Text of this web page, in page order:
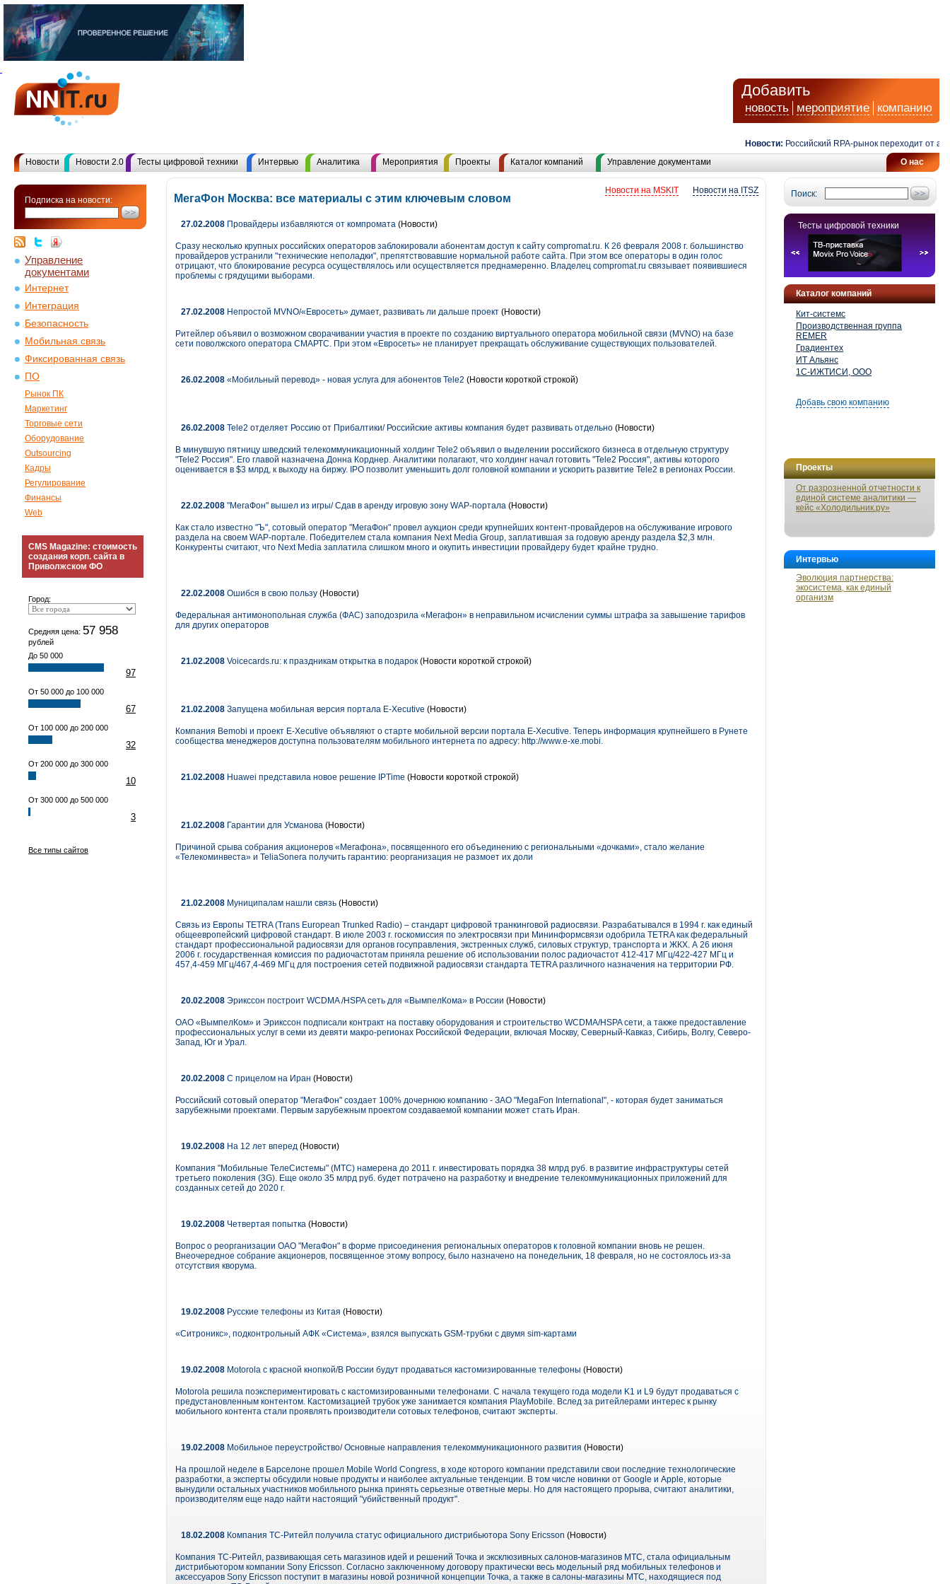
Добавить
новость мероприятие компанию
Новости: Российский RPA-рынок переходит от
О нас
Новости Новости 2.0 Тесты цифровой техники Интервью Аналитика Мероприятия Проекты Каталог компаний Управление документами
Подписка на новости:
Управление
документами
Интернет
Интеграция
Безопасность
Мобильная связь
Фиксированная связь
ПО
Рынок ПК
Маркетинг
Торговые сети
Оборудование
Outsourcing
Кадры
Регулирование
Финансы
Web
CMS Magazine: стоимость
создания корп. сайта в
Приволжском ФО
Город:
Средняя цена: 57 958
рублей
До 50 000
97
От 50 000 до 100 000
67
От 100 000 до 200 000
32
От 200 000 до 300 000
10
От 300 000 до 500 000
3
Все типы сайтов
Поиск:
Тесты цифровой техники
Каталог компаний
Кит-системс
Производственная группа
REMER
Градиентех
ИТ Альянс
1С-ИЖТИСИ, ООО
Добавь свою компанию
Проекты
От разрозненной отчетности к
единой системе аналитики —
кейс «Холодильник.ру»
Интервью
Эволюция партнерства:
экосистема, как единый
организм
Новости на ITSZ
Новости на MSKIT
МегаФон Москва: все материалы с этим ключевым словом
27.02.2008 Провайдеры избавляются от компромата (Новости)
Сразу несколько крупных российских операторов заблокировали абонентам доступ к сайту compromat.ru. К 26 февраля 2008 г. большинство
провайдеров устранили "технические неполадки", препятствовавшие нормальной работе сайта. При этом все операторы в один голос
отрицают, что блокирование ресурса осуществлялось или осуществляется преднамеренно. Владелец compromat.ru связывает появившиеся
проблемы с грядущими выборами.
27.02.2008 Непростой MVNO/«Евросеть» думает, развивать ли дальше проект (Новости)
Ритейлер объявил о возможном сворачивании участия в проекте по созданию виртуального оператора мобильной связи (MVNO) на базе
сети поволжского оператора СМАРТС. При этом «Евросеть» не планирует прекращать обслуживание существующих пользователей.
26.02.2008 «Мобильный перевод» - новая услуга для абонентов Tele2 (Новости короткой строкой)
26.02.2008 Tele2 отделяет Россию от Прибалтики/ Российские активы компания будет развивать отдельно (Новости)
В минувшую пятницу шведский телекоммуникационный холдинг Tele2 объявил о выделении российского бизнеса в отдельную структуру
"Tele2 Россия". Его главой назначена Донна Корднер. Аналитики полагают, что холдинг начал готовить "Tele2 Россия", активы которого
оценивается в $3 млрд, к выходу на биржу. IPO позволит уменьшить долг головной компании и ускорить развитие Tele2 в регионах России.
22.02.2008 "МегаФон" вышел из игры/ Сдав в аренду игровую зону WAP-портала (Новости)
Как стало известно "Ъ", сотовый оператор "МегаФон" провел аукцион среди крупнейших контент-провайдеров на обслуживание игрового
раздела на своем WAP-портале. Победителем стала компания Next Media Group, заплатившая за годовую аренду раздела $2,3 млн.
Конкуренты считают, что Next Media заплатила слишком много и окупить инвестиции провайдеру будет крайне трудно.
22.02.2008 Ошибся в свою пользу (Новости)
Федеральная антимонопольная служба (ФАС) заподозрила «Мегафон» в неправильном исчислении суммы штрафа за завышение тарифов
для других операторов
21.02.2008 Voicecards.ru: к праздникам открытка в подарок (Новости короткой строкой)
21.02.2008 Запущена мобильная версия портала E-Xecutive (Новости)
Компания Bemobi и проект E-Xecutive объявляют о старте мобильной версии портала E-Xecutive. Теперь информация крупнейшего в Рунете
сообщества менеджеров доступна пользователям мобильного интернета по адресу: http://www.e-xe.mobi.
21.02.2008 Huawei представила новое решение IPTime (Новости короткой строкой)
21.02.2008 Гарантии для Усманова (Новости)
Причиной срыва собрания акционеров «Мегафона», посвященного его объединению с региональными «дочками», стало желание
«Телекоминвеста» и TeliaSonera получить гарантию: реорганизация не размоет их доли
21.02.2008 Муниципалам нашли связь (Новости)
Связь из Европы TETRA (Trans European Trunked Radio) – стандарт цифровой транкинговой радиосвязи. Разрабатывался в 1994 г. как единый
общеевропейский цифровой стандарт. В июле 2003 г. госкомиссия по электросвязи при Мининформсвязи одобрила TETRA как федеральный
стандарт профессиональной радиосвязи для органов госуправления, экстренных служб, силовых структур, транспорта и ЖКХ. А 26 июня
2006 г. государственная комиссия по радиочастотам приняла решение об использовании полос радиочастот 412-417 МГц/422-427 МГц и
457,4-459 МГц/467,4-469 МГц для построения сетей подвижной радиосвязи стандарта TETRA различного назначения на территории РФ.
20.02.2008 Эрикссон построит WCDMA /HSPA сеть для «ВымпелКома» в России (Новости)
ОАО «ВымпелКом» и Эрикссон подписали контракт на поставку оборудования и строительство WCDMA/HSPA сети, а также предоставление
профессиональных услуг в семи из девяти макро-регионах Российской Федерации, включая Москву, Северный-Кавказ, Сибирь, Волгу, Северо-
Запад, Юг и Урал.
20.02.2008 С прицелом на Иран (Новости)
Российский сотовый оператор "МегаФон" создает 100% дочернюю компанию - ЗАО "MegaFon International", - которая будет заниматься
зарубежными проектами. Первым зарубежным проектом создаваемой компании может стать Иран.
19.02.2008 На 12 лет вперед (Новости)
Компания "Мобильные ТелеСистемы" (МТС) намерена до 2011 г. инвестировать порядка 38 млрд руб. в развитие инфраструктуры сетей
третьего поколения (3G). Еще около 35 млрд руб. будет потрачено на разработку и внедрение телекоммуникационных приложений для
созданных сетей до 2020 г.
19.02.2008 Четвертая попытка (Новости)
Вопрос о реорганизации ОАО "МегаФон" в форме присоединения региональных операторов к головной компании вновь не решен.
Внеочередное собрание акционеров, посвященное этому вопросу, было назначено на понедельник, 18 февраля, но не состоялось из-за
отсутствия кворума.
19.02.2008 Русские телефоны из Китая (Новости)
«Ситроникс», подконтрольный АФК «Система», взялся выпускать GSM-трубки с двумя sim-картами
19.02.2008 Motorola с красной кнопкой/В России будут продаваться кастомизированные телефоны (Новости)
Motorola решила поэкспериментировать с кастомизированными телефонами. С начала текущего года модели K1 и L9 будут продаваться с
предустановленным контентом. Кастомизацией трубок уже занимается компания PlayMobile. Вслед за ритейлерами интерес к рынку
мобильного контента стали проявлять производители сотовых телефонов, считают эксперты.
19.02.2008 Мобильное переустройство/ Основные направления телекоммуникационного развития (Новости)
На прошлой неделе в Барселоне прошел Mobile World Congress, в ходе которого компании представили свои последние технологические
разработки, а эксперты обсудили новые продукты и наиболее актуальные тенденции. В том числе новинки от Google и Apple, которые
вынудили остальных участников мобильного рынка принять серьезные ответные меры. Но для настоящего прорыва, считают аналитики,
производителям еще надо найти настоящий "убийственный продукт".
18.02.2008 Компания ТС-Ритейл получила статус официального дистрибьютора Sony Ericsson (Новости)
Компания ТС-Ритейл, развивающая сеть магазинов идей и решений Точка и эксклюзивных салонов-магазинов МТС, стала официальным
дистрибьютором компании Sony Ericsson. Согласно заключенному договору практически весь модельный ряд мобильных телефонов и
аксессуаров Sony Ericsson поступит в магазины новой розничной концепции Точка, а также в салоны-магазины МТС, находящиеся под